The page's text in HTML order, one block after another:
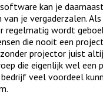
kan je
je vergaderzalen.
regelmatig wordt
die nooit een
projector juist
die eigenlijk wel een
veel voordeel